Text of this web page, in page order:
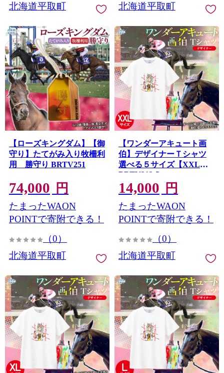
北海道平取町
北海道平取町
【ローズキングダム】【御
守り】たてがみ入り牧柵利
用 勝守り BRTV251
74,000 円
たまったWAON
POINTで寄附できる！
（0）
北海道平取町
【ワンダーアキュート画
伯】デザイナーＴシャツ
選べる５サイズ【XXL】
BRTV212-5
14,000 円
たまったWAON
POINTで寄附できる！
（0）
北海道平取町